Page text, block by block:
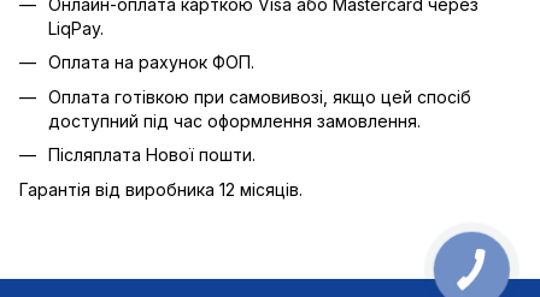
Онлайн-оплата карткою Visa або Mastercard через
LiqPay.
Оплата на рахунок ФОП.
Оплата готівкою при самовивозі, якщо цей спосіб
доступний під час оформлення замовлення.
Післяплата Нової пошти.
Гарантія від виробника 12 місяців.